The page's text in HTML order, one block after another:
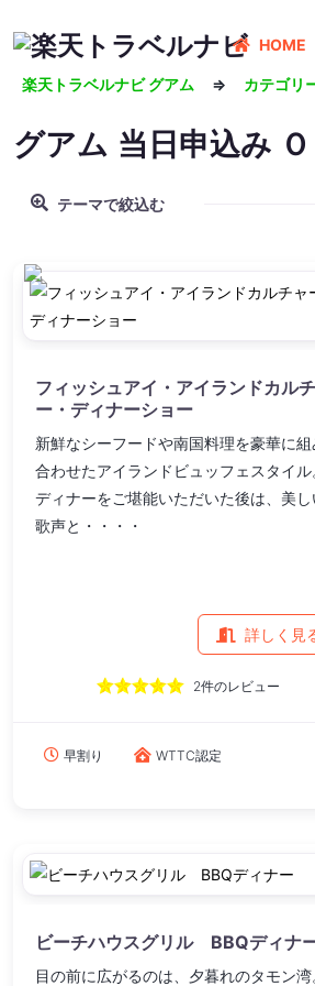
HOME
楽天トラベルナビ グアム ⇒ カテゴリ
グアム 当日申込み
テーマで絞込む
フィッシュアイ・アイランドカル
ー・ディナーショー
新鮮なシーフードや南国料理を豪華に組
合わせたアイランドビュッフェスタイル
ディナーをご堪能いただいた後は、美し
歌声と・・・・
詳しく見
2件のレビュー
早割り WTTC認定
ビーチハウスグリル BBQディナ
目の前に広がるのは、夕暮れのタモン湾